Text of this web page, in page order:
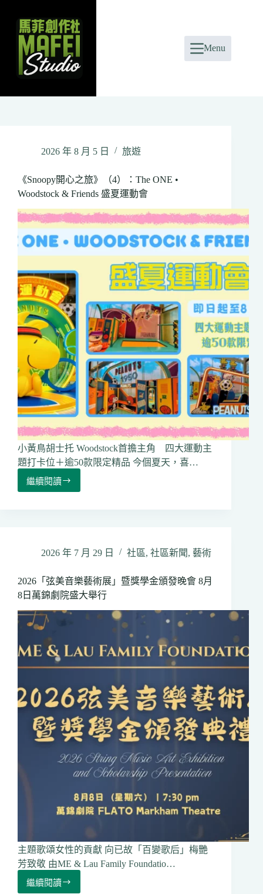
content
Menu
2026 年 8 月 5 日 旅遊
《Snoopy開心之旅》（4）：The ONE •
Woodstock & Friends 盛夏運動會
小黃鳥胡士托 Woodstock首擔主角 四大運動主
題打卡位＋逾50款限定精品 今個夏天，喜…
繼續閱讀《Snoopy
（4）：
The
•
Woodstock
Friends
夏
運
動
2026 年 7 月 29 日 社區, 社區新聞, 藝術
2026「弦美音樂藝術展」暨獎學金頒發晚會 8月
8日萬錦劇院盛大舉行
主題歌頌女性的貢獻 向已故「百變歌后」梅艷
芳致敬 由ME & Lau Family Foundatio…
繼續閱讀2026「弦